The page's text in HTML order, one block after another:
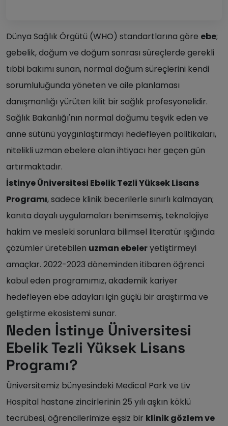
Dünya Sağlık Örgütü (WHO) standartlarına göre ebe;
gebelik, doğum ve doğum sonrası süreçlerde gerekli
tıbbi bakımı sunan, normal doğum süreçlerini kendi
sorumluluğunda yöneten ve aile planlaması
danışmanlığı yürüten kilit bir sağlık profesyonelidir.
Sağlık Bakanlığı'nın normal doğumu teşvik eden ve
anne sütünü yaygınlaştırmayı hedefleyen politikaları,
nitelikli uzman ebelere olan ihtiyacı her geçen gün
artırmaktadır.
İstinye Üniversitesi Ebelik Tezli Yüksek Lisans
Programı, sadece klinik becerilerle sınırlı kalmayan;
kanıta dayalı uygulamaları benimsemiş, teknolojiye
hakim ve mesleki sorunlara bilimsel literatür ışığında
çözümler üretebilen uzman ebeleryetiştirmeyi
amaçlar. 2022-2023 döneminden itibaren öğrenci
kabul eden programımız, akademik kariyer
hedefleyen ebe adayları için güçlü bir araştırma ve
geliştirme ekosistemi sunar.
Neden İstinye Üniversitesi
Ebelik Tezli Yüksek Lisans
Programı?
Üniversitemiz bünyesindeki Medical Park ve Liv
Hospital hastane zincirlerinin 25 yılı aşkın köklü
tecrübesi, öğrencilerimize eşsiz bir klinik gözlem ve